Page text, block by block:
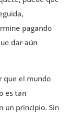
pagando
dar aún
que el mundo
es tan
un principio. Sin